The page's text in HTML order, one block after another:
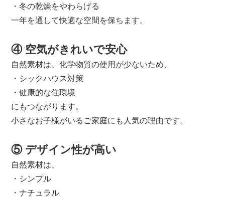
・冬の乾燥をやわらげる
一年を通して快適な空間を保ちます。
④ 空気がきれいで安心
自然素材は、化学物質の使用が少ないため、
・シックハウス対策
・健康的な住環境
にもつながります。
小さなお子様がいるご家庭にも人気の理由です。
⑤ デザイン性が高い
自然素材は、
・シンプル
・ナチュラル